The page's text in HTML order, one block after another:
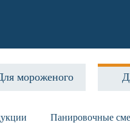
мороженого
Панировочные